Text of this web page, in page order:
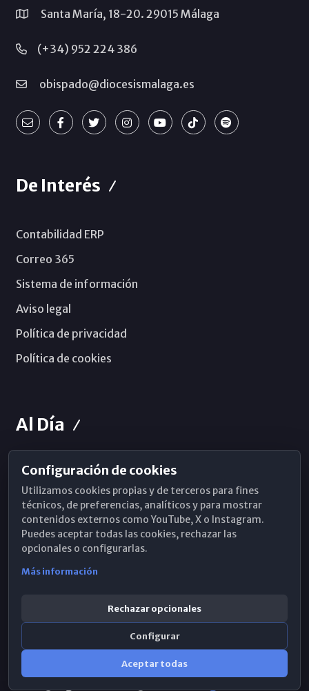
Santa María, 18-20. 29015 Málaga
(+34) 952 224 386
obispado@diocesismalaga.es
De Interés
Contabilidad ERP
Correo 365
Sistema de información
Aviso legal
Política de privacidad
Política de cookies
Al Día
Horarios de Misa
Hemeroteca
WhatsApp
Configuración de cookies
Utilizamos cookies propias y de terceros para fines
técnicos, de preferencias, analíticos y para mostrar
contenidos externos como YouTube, X o Instagram.
Puedes aceptar todas las cookies, rechazar las
opcionales o configurarlas.
Más información
Rechazar opcionales
Configurar
Aceptar todas